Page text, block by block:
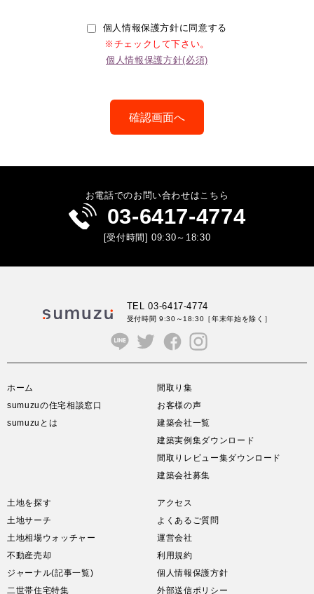
個人情報保護方針に同意する
※チェックして下さい。
個人情報保護方針(必須)
お電話でのお問い合わせはこちら
03-6417-4774
[受付時間] 09:30～18:30
TEL 03-6417-4774
受付時間 9:30～18:30 ［年末年始を除く］
ホーム
sumuzuの住宅相談窓口
sumuzuとは
間取り集
お客様の声
建築会社一覧
建築実例集ダウンロード
間取りレビュー集ダウンロード
建築会社募集
土地を探す
土地サーチ
土地相場ウォッチャー
不動産売却
ジャーナル(記事一覧)
二世帯住宅特集
アクセス
よくあるご質問
運営会社
利用規約
個人情報保護方針
外部送信ポリシー